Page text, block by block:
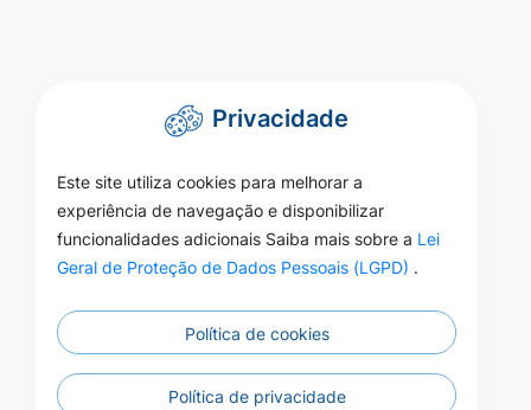
Privacidade
Este site utiliza cookies para melhorar a
experiência de navegação e disponibilizar
funcionalidades adicionais Saiba mais sobre a Lei
Geral de Proteção de Dados Pessoais (LGPD) .
Política de cookies
Política de privacidade